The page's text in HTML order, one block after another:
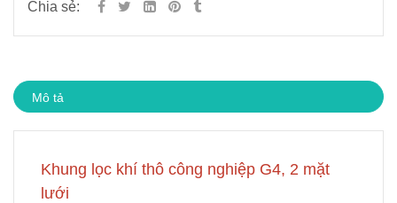
Chia sẻ:
Mô tả
Khung lọc khí thô công nghiệp G4, 2 mặt
lưới